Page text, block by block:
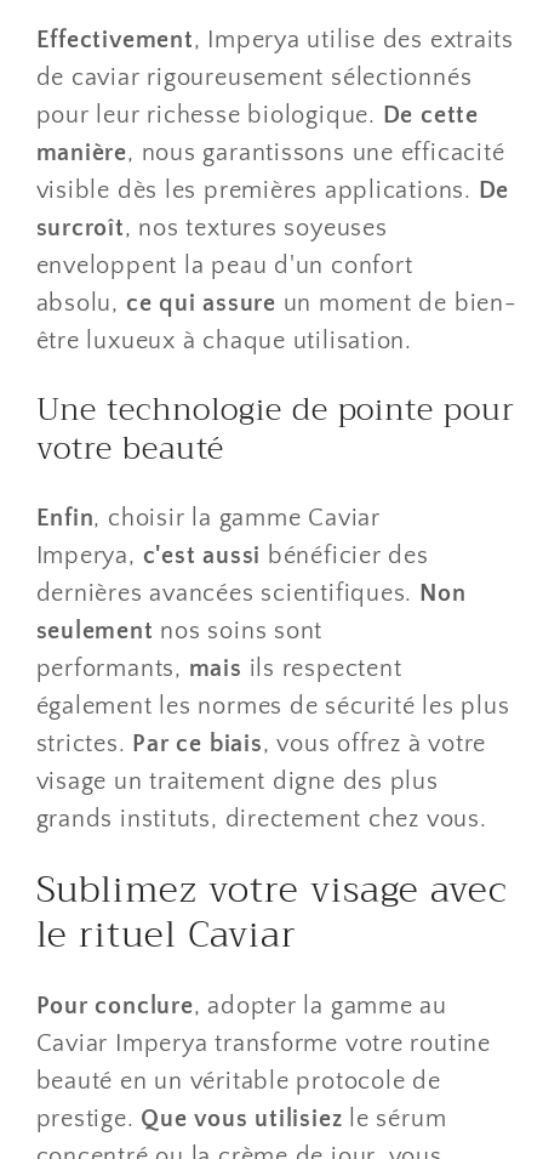
Effectivement, Imperya utilise des extraits
de caviar rigoureusement sélectionnés
pour leur richesse biologique. De cette
manière, nous garantissons une efficacité
visible dès les premières applications. De
surcroît, nos textures soyeuses
enveloppent la peau d'un confort
absolu, ce qui assure un moment de bien-
être luxueux à chaque utilisation.
​Une technologie de pointe pour
votre beauté
Enfin, choisir la gamme Caviar
Imperya, c'est aussi bénéficier des
dernières avancées scientifiques. Non
seulement nos soins sont
performants, mais ils respectent
également les normes de sécurité les plus
strictes. Par ce biais, vous offrez à votre
visage un traitement digne des plus
grands instituts, directement chez vous.
​Sublimez votre visage avec
le rituel Caviar
Pour conclure, adopter la gamme au
Caviar Imperya transforme votre routine
beauté en un véritable protocole de
prestige. Que vous utilisiez le sérum